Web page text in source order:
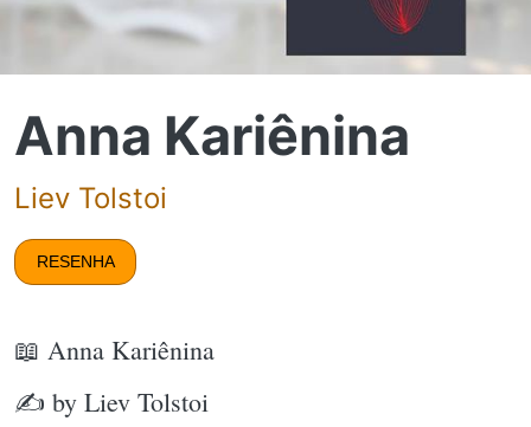
Anna Kariênina
Liev Tolstoi
RESENHA
📖 Anna Kariênina
✍ by Liev Tolstoi